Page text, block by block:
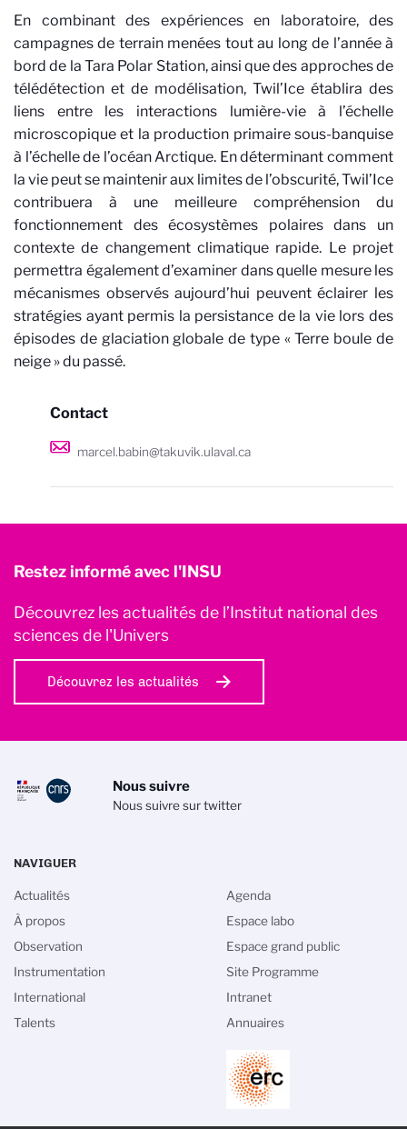
En combinant des expériences en laboratoire, des
campagnes de terrain menées tout au long de l’année à
bord de la Tara Polar Station, ainsi que des approches de
télédétection et de modélisation, Twil’Ice établira des
liens entre les interactions lumière-vie à l’échelle
microscopique et la production primaire sous-banquise
à l’échelle de l’océan Arctique. En déterminant comment
la vie peut se maintenir aux limites de l’obscurité, Twil’Ice
contribuera à une meilleure compréhension du
fonctionnement des écosystèmes polaires dans un
contexte de changement climatique rapide. Le projet
permettra également d’examiner dans quelle mesure les
mécanismes observés aujourd’hui peuvent éclairer les
stratégies ayant permis la persistance de la vie lors des
épisodes de glaciation globale de type « Terre boule de
neige » du passé.
Contact
marcel.babin@takuvik.ulaval.ca
Restez informé avec l'INSU
Découvrez les actualités de l’Institut national des
sciences de l'Univers
Découvrez les actualités
Nous suivre
Nous suivre sur twitter
NAVIGUER
Actualités
À propos
Observation
Instrumentation
International
Talents
Agenda
Espace labo
Espace grand public
Site Programme
Intranet
Annuaires